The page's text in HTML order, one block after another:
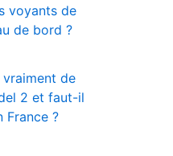
voyants de
de bord ?
de
2 et faut-il
France ?